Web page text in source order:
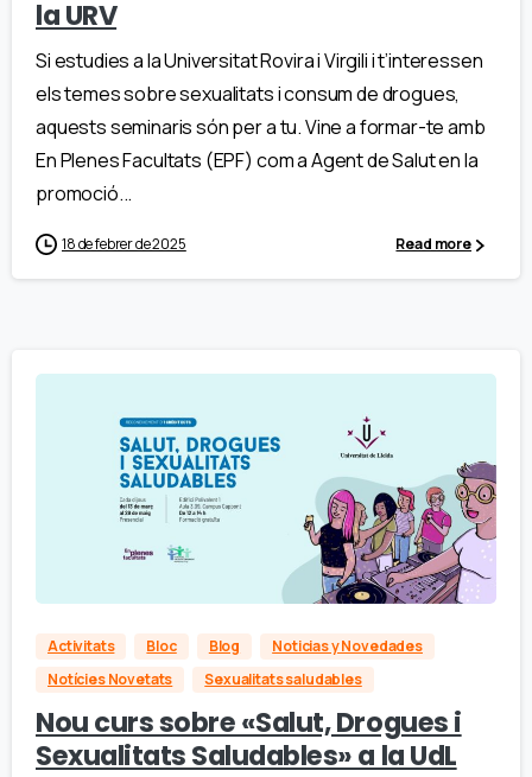
la URV
Si estudies a la Universitat Rovira i Virgili i t’interessen
els temes sobre sexualitats i consum de drogues,
aquests seminaris són per a tu. Vine a formar-te amb
En Plenes Facultats (EPF) com a Agent de Salut en la
promoció...
18 de febrer de 2025 Read more
Activitats Bloc Blog
Noticias y Novedades
Notícies Novetats
Sexualitats saludables
Nou curs sobre «Salut, Drogues i
Sexualitats Saludables» a la UdL